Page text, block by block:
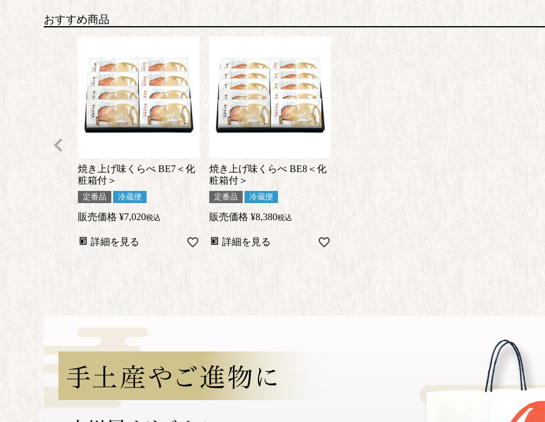
おすすめ商品
焼き上げ味くらべ BE7＜化
粧箱付＞
定番品 冷蔵便
販売価格 ¥7,020税込
詳細を見る
焼き上げ味くらべ BE8＜化
粧箱付＞
定番品 冷蔵便
販売価格 ¥8,380税込
詳細を見る